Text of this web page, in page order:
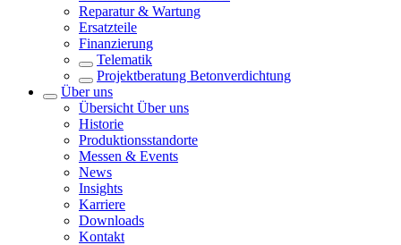
Reparatur & Wartung
Ersatzteile
Finanzierung
Telematik
Projektberatung Betonverdichtung
Über uns
Übersicht Über uns
Historie
Produktionsstandorte
Messen & Events
News
Insights
Karriere
Downloads
Kontakt